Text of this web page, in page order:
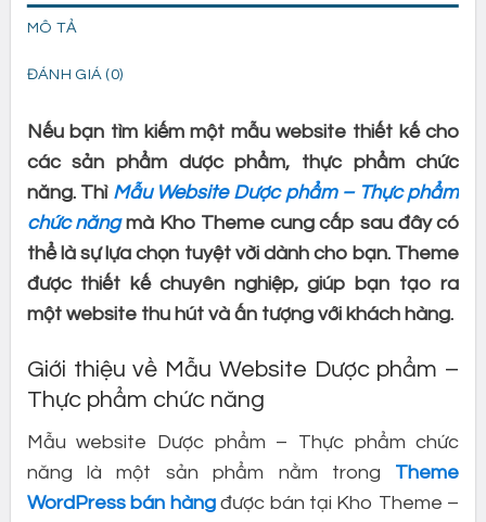
MÔ TẢ
ĐÁNH GIÁ (0)
Nếu bạn tìm kiếm một mẫu website thiết kế cho
các sản phẩm dược phẩm, thực phẩm chức
năng. Thì Mẫu Website Dược phẩm – Thực phẩm
chức năngmà Kho Theme cung cấp sau đây có
thể là sự lựa chọn tuyệt vời dành cho bạn. Theme
được thiết kế chuyên nghiệp, giúp bạn tạo ra
một website thu hút và ấn tượng với khách hàng.
Giới thiệu về Mẫu Website Dược phẩm –
Thực phẩm chức năng
Mẫu website Dược phẩm – Thực phẩm chức
năng là một sản phẩm nằm trong Theme
WordPress bán hàngđược bán tại Kho Theme –